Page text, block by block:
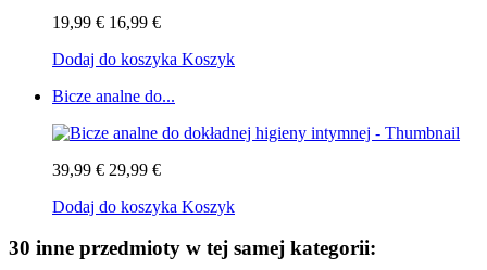
19,99 € 16,99 €
Dodaj do koszyka Koszyk
Bicze analne do...
39,99 € 29,99 €
Dodaj do koszyka Koszyk
30 inne przedmioty w tej samej kategorii: